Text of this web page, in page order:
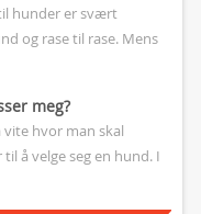
hunder er svært
og rase til rase. Mens
meg?
hvor man skal
å velge seg en hund. I